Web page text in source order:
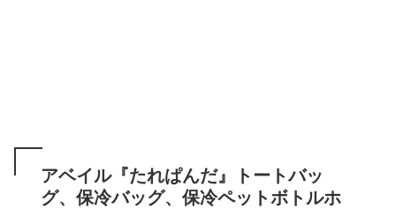
アベイル『たれぱんだ』トートバッ
グ、保冷バッグ、保冷ペットボトルホ